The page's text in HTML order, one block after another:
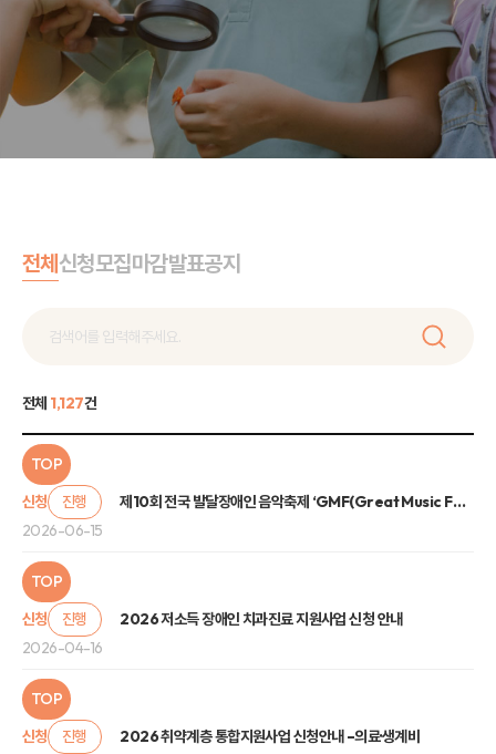
전체신청모집마감발표공지
전체 1,127건
TOP
신청
진행
제10회 전국 발달장애인 음악축제 ‘GMF(Great Music Festival)’ 관람 신청 안내
2026-06-15
TOP
신청
진행
2026 저소득 장애인 치과진료 지원사업 신청 안내
2026-04-16
TOP
신청
진행
2026 취약계층 통합지원사업 신청안내 –의료·생계비